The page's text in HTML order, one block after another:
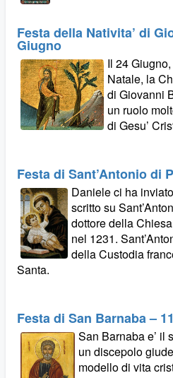
Festa della Nativita’ di
Giugno
Il 24
Natale, la
di Giovanni
un ruolo
di Gesu’
Festa di Sant’Antonio di
Daniele ci ha
scritto su
dottore della
nel 1231.
della Custodia
Santa.
Festa di San Barnaba –
San Barnaba e’ il
un discepolo
modello di vita